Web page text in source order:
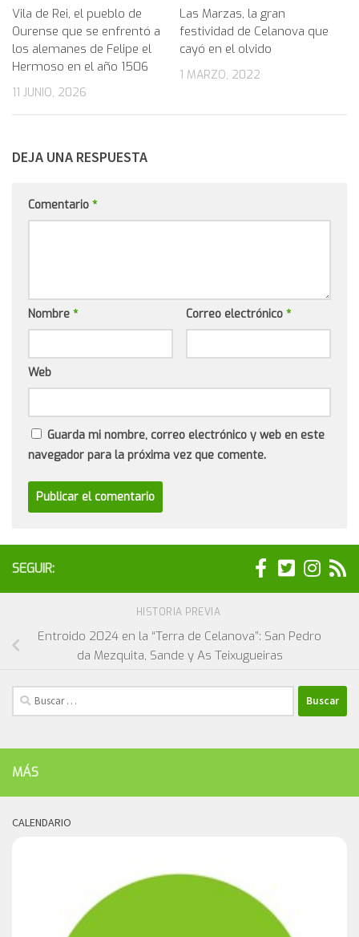
Vila de Rei, el pueblo de
Ourense que se enfrentó a
los alemanes de Felipe el
Hermoso en el año 1506
11 JUNIO, 2026
Las Marzas, la gran
festividad de Celanova que
cayó en el olvido
1 MARZO, 2022
DEJA UNA RESPUESTA
Comentario *
Nombre * Correo electrónico *
Web
Guarda mi nombre, correo electrónico y web en este
navegador para la próxima vez que comente.
SEGUIR:
HISTORIA PREVIA
Entroido 2024 en la “Terra de Celanova”: San Pedro
da Mezquita, Sande y As Teixugueiras
Buscar:
MÁS
CALENDARIO